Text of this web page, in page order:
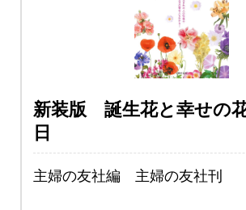
新装版 誕生花と幸せの
日
主婦の友社編 主婦の友社刊